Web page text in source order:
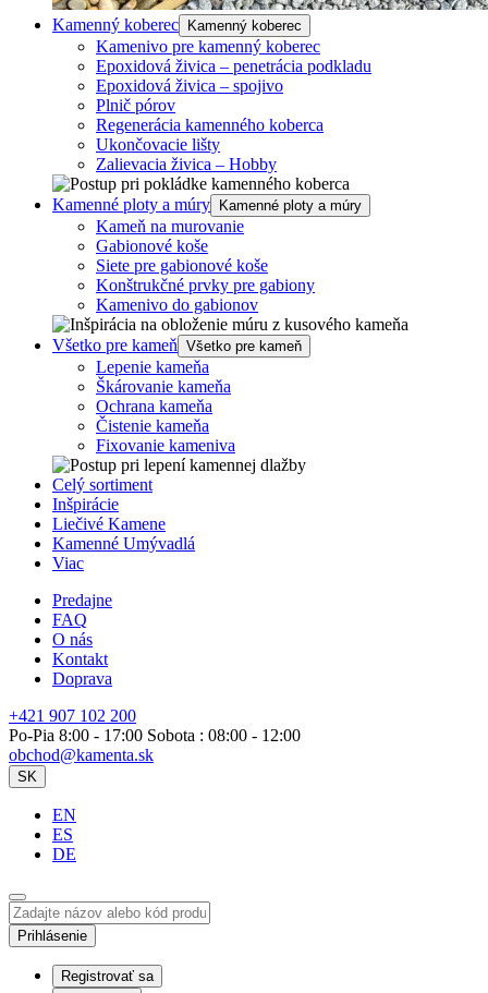
Kamenný koberec Kamenný koberec
Kamenivo pre kamenný koberec
Epoxidová živica – penetrácia podkladu
Epoxidová živica – spojivo
Plnič pórov
Regenerácia kamenného koberca
Ukončovacie lišty
Zalievacia živica – Hobby
Kamenné ploty a múry Kamenné ploty a múry
Kameň na murovanie
Gabionové koše
Siete pre gabionové koše
Konštrukčné prvky pre gabiony
Kamenivo do gabionov
Všetko pre kameň Všetko pre kameň
Lepenie kameňa
Škárovanie kameňa
Ochrana kameňa
Čistenie kameňa
Fixovanie kameniva
Celý sortiment
Inšpirácie
Liečivé Kamene
Kamenné Umývadlá
Viac
Predajne
FAQ
O nás
Kontakt
Doprava
+421 907 102 200
Po-Pia 8:00 - 17:00 Sobota : 08:00 - 12:00
obchod@kamenta.sk
SK
EN
ES
DE
Prihlásenie
Registrovať sa